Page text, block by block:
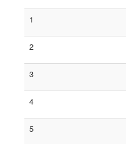
1
2
3
4
5